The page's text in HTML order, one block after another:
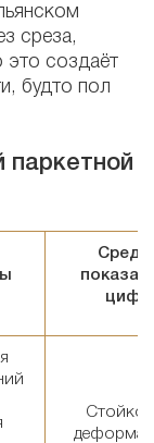
среза,
это создаёт
будто пол
паркетной